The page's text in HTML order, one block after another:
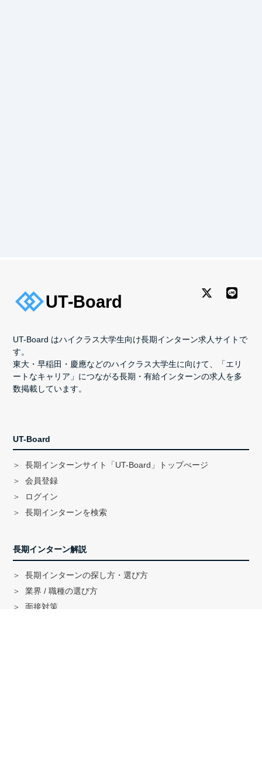
UT-Board はハイクラス大学生向け長期インターン求人サイトで
す。
東大・早稲田・慶應などのハイクラス大学生に向けて、「エリ
ートなキャリア」につながる長期・有給インターンの求人を多
数掲載しています。
UT-Board
長期インターンサイト「UT-Board」トップぺージ
会員登録
ログイン
長期インターンを検索
長期インターン解説
長期インターンの探し方・選び方
業界 / 職種の選び方
面接対策